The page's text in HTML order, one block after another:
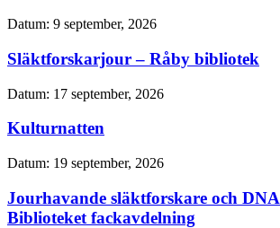
Datum: 9 september, 2026
Släktforskarjour – Råby bibliotek
Datum: 17 september, 2026
Kulturnatten
Datum: 19 september, 2026
Jourhavande släktforskare och
Biblioteket fackavdelning